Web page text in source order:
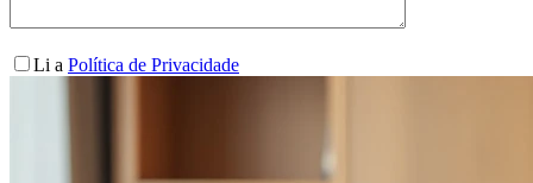
Li a Política de Privacidade